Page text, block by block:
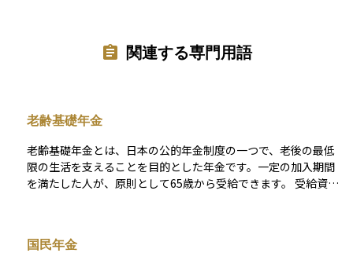
関連する専門用語
老齢基礎年金
老齢基礎年金とは、日本の公的年金制度の一つで、老後の最低
限の生活を支えることを目的とした年金です。一定の加入期間
を満たした人が、原則として65歳から受給できます。 受給資格
る国民年金の加入期間に応じて決まり、満額受給には480月分
国民年金